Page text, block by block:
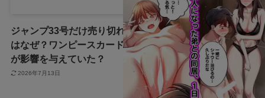
ジャンプ33号だけ売り切れ
はなぜ？ワンピースカード
が影響を与えていた？
2026年7月13日
声にならない愛は最終話や
ネタバレは？最後まで見る
方法も！
2026年7月3日